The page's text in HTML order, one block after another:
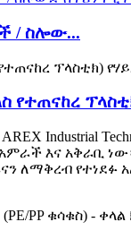
/ ስሎው...
የተጠናከረ
Industrial
እና አቅራቢ
ለማቅረብ የተነደፉ